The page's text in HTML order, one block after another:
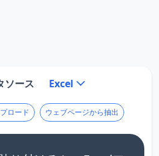
ソース Excel
ロード ウェブページから抽出